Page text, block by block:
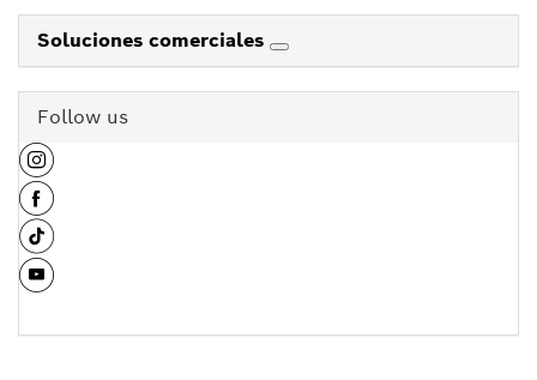
Soluciones comerciales
Follow us